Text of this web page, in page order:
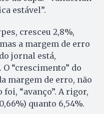
estável”.
cresceu 2,8%,
a margem de erro
jornal está,
“crescimento” do
margem de erro, não
“avanço”. A rigor,
quanto 6,54%.